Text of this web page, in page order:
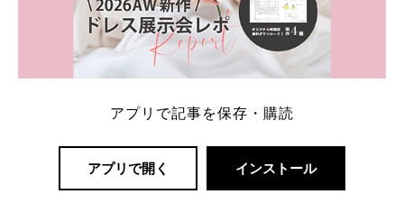
アプリで記事を保存・購読
アプリで開く インストール